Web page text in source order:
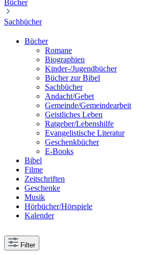
Bücher
Sachbücher
Bücher
Romane
Biographien
Kinder-/Jugendbücher
Bücher zur Bibel
Sachbücher
Andacht/Gebet
Gemeinde/Gemeindearbeit
Geistliches Leben
Ratgeber/Lebenshilfe
Evangelistische Literatur
Geschenkbücher
E-Books
Bibel
Filme
Zeitschriften
Geschenke
Musik
Hörbücher/Hörspiele
Kalender
Filter